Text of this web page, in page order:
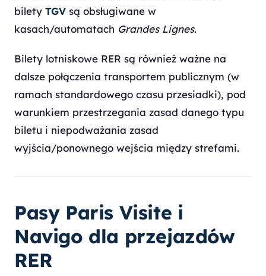
bilety TGV są obsługiwane w
kasach/automatach Grandes Lignes.
Bilety lotniskowe RER są również ważne na
dalsze połączenia transportem publicznym (w
ramach standardowego czasu przesiadki), pod
warunkiem przestrzegania zasad danego typu
biletu i niepodważania zasad
wyjścia/ponownego wejścia między strefami.
Pasy Paris Visite i
Navigo dla przejazdów
RER